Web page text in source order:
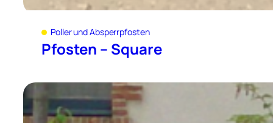
Poller und Absperrpfosten
Pfosten – Square